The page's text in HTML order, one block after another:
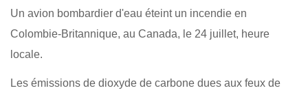
Un avion bombardier d'eau éteint un incendie en
Colombie-Britannique, au Canada, le 24 juillet, heure
locale.
Les émissions de dioxyde de carbone dues aux feux de